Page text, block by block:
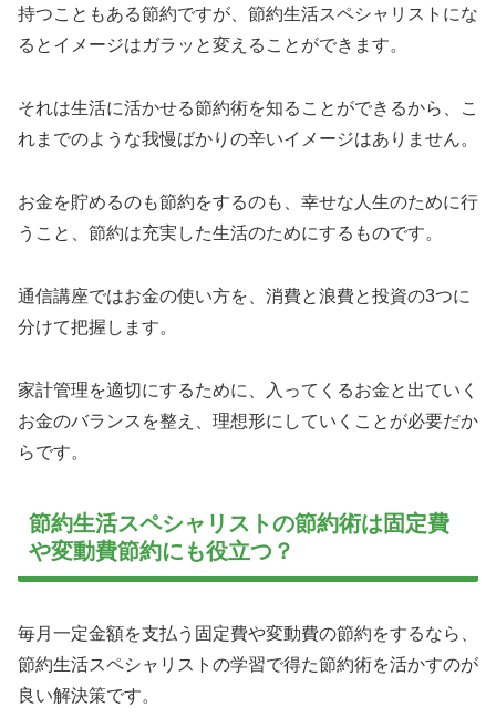
持つこともある節約ですが、節約生活スペシャリストにな
るとイメージはガラッと変えることができます。
それは生活に活かせる節約術を知ることができるから、こ
れまでのような我慢ばかりの辛いイメージはありません。
お金を貯めるのも節約をするのも、幸せな人生のために行
うこと、節約は充実した生活のためにするものです。
通信講座ではお金の使い方を、消費と浪費と投資の3つに
分けて把握します。
家計管理を適切にするために、入ってくるお金と出ていく
お金のバランスを整え、理想形にしていくことが必要だか
らです。
節約生活スペシャリストの節約術は固定費
や変動費節約にも役立つ？
毎月一定金額を支払う固定費や変動費の節約をするなら、
節約生活スペシャリストの学習で得た節約術を活かすのが
良い解決策です。